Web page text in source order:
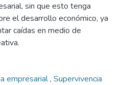
sin que esto tenga
el desarrollo económico, ya
caídas en medio de
empresarial, Supervivencia